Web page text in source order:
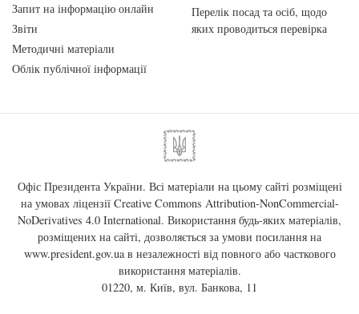
Запит на інформацію онлайн
Звіти
Методичні матеріали
Облік публічної інформації
Перелік посад та осіб, щодо
яких проводиться перевірка
Офіс Президента України. Всі матеріали на цьому сайті розміщені
на умовах ліцензії Creative Commons Attribution-NonCommercial-
NoDerivatives 4.0 International. Використання будь-яких матеріалів,
розміщених на сайті, дозволяється за умови посилання на
www.president.gov.uaв незалежності від повного або часткового
використання матеріалів.
01220, м. Київ, вул. Банкова, 11